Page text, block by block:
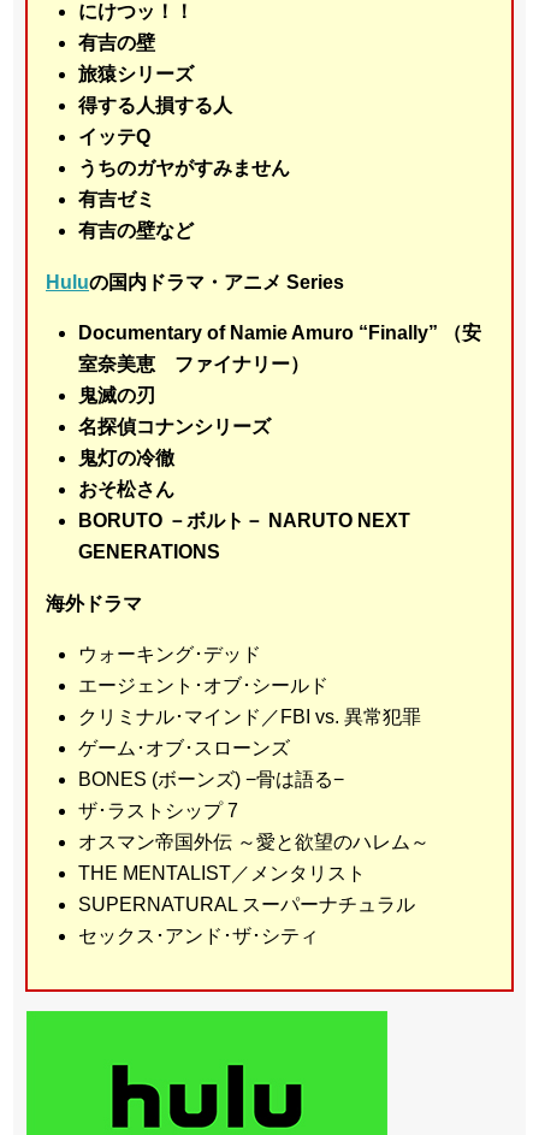
にけつッ！！
有吉の壁
旅猿シリーズ
得する人損する人
イッテQ
うちのガヤがすみません
有吉ゼミ
有吉の壁など
Huluの国内ドラマ・アニメ Series
Documentary of Namie Amuro “Finally” （安
室奈美恵 ファイナリー）
鬼滅の刃
名探偵コナンシリーズ
鬼灯の冷徹
おそ松さん
BORUTO －ボルト－ NARUTO NEXT
GENERATIONS
海外ドラマ
ウォーキング･デッド
エージェント･オブ･シールド
クリミナル･マインド／FBI vs. 異常犯罪
ゲーム･オブ･スローンズ
BONES (ボーンズ) −骨は語る−
ザ･ラストシップ 7
オスマン帝国外伝 ～愛と欲望のハレム～
THE MENTALIST／メンタリスト
SUPERNATURAL スーパーナチュラル
セックス･アンド･ザ･シティ